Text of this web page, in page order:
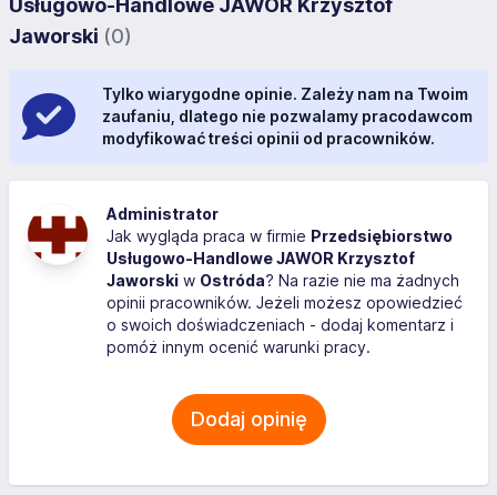
Usługowo-Handlowe JAWOR Krzysztof
Jaworski (0)
Tylko wiarygodne opinie. Zależy nam na Twoim
zaufaniu, dlatego nie pozwalamy pracodawcom
modyfikować treści opinii od pracowników.
Administrator
Jak wygląda praca w firmie Przedsiębiorstwo
Usługowo-Handlowe JAWOR Krzysztof
Jaworski w Ostróda? Na razie nie ma żadnych
opinii pracowników. Jeżeli możesz opowiedzieć
o swoich doświadczeniach - dodaj komentarz i
pomóż innym ocenić warunki pracy.
Dodaj opinię